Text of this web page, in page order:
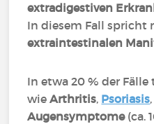
extradigestiven
In diesem Fall spricht
extraintestinalen
In etwa 20 % der
wieArthritis, Psoriasis,
Augensymptome(ca.